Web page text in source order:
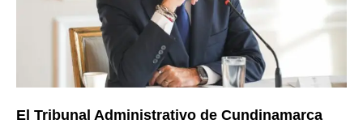
El Tribunal Administrativo de Cundinamarca